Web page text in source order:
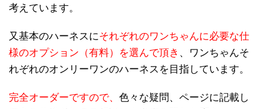
考えています。
又基本のハーネスにそれぞれのワンちゃんに必要な仕
様のオプション（有料）を選んで頂き 、ワンちゃんそ
れぞれのオンリーワンのハーネスを目指しています。
完全オーダーですので、 色々な疑問、ページに記載し